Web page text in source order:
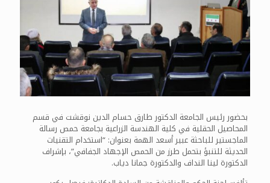
بحضور رئيس الجامعة الدكتور طارق حسام الدين نوقشت في قسم
المحاصيل الحقلية في كلية الهندسة الزراعية بجامعة حمص رسالة
الماجستير للباحثة عبير أسعد الهمة بعنوان: “استخدام التقنيات
الحديثة للتنبؤ بتحمل طرز من الحمص الإجهاد الجفافي”، بإشراف
الدكتورة لينا النداف والدكتورة جمانا دياب.